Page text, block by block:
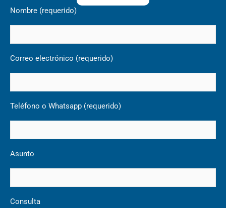
Nombre (requerido)
Correo electrónico (requerido)
Teléfono o Whatsapp (requerido)
Asunto
Consulta